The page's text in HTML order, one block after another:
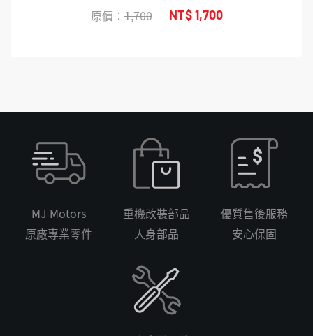
原價：1,700 NT$ 1,700
MJ Motors
原廠專業零件
重機改裝部品
人身部品
優質售後服務
安心保固